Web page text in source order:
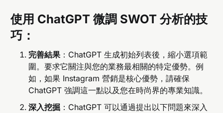
使用 ChatGPT 微調 SWOT 分析的技
巧：
完善結果 ：ChatGPT 生成初始列表後，縮小選項範
圍。要求它關注與您的業務最相關的特定優勢。例
如，如果 Instagram 營銷是核心優勢，請確保
ChatGPT 強調這一點以及您在時尚界的專業知識。
深入挖掘 ：ChatGPT 可以通過提出以下問題來深入